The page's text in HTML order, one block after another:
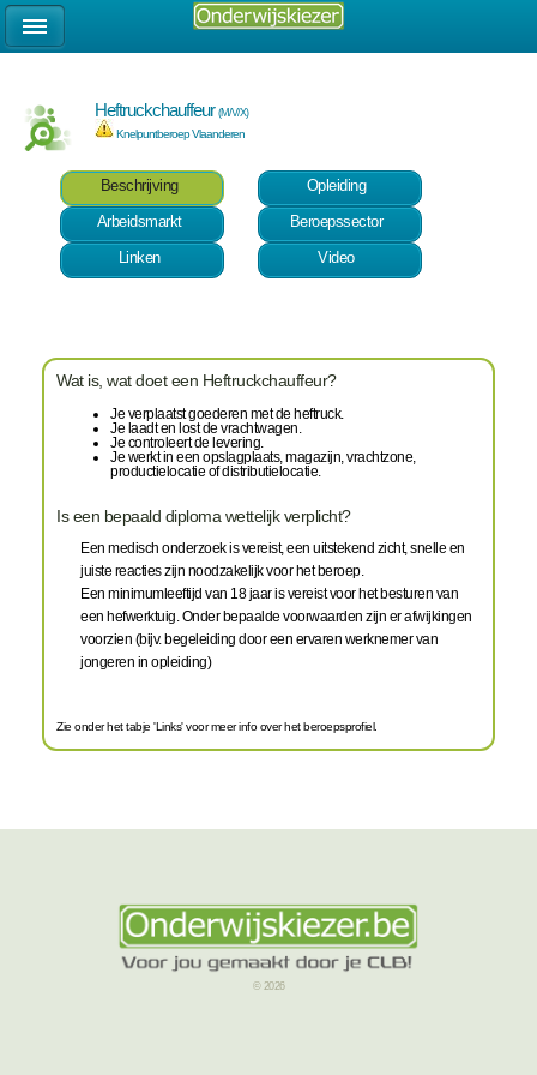
Heftruckchauffeur(M/V/X)
Knelpuntberoep Vlaanderen
Beschrijving
Opleiding
Arbeidsmarkt
Beroepssector
Linken
Video
Wat is, wat doet een Heftruckchauffeur?
Je verplaatst goederen met de heftruck.
Je laadt en lost de vrachtwagen.
Je controleert de levering.
Je werkt in een opslagplaats, magazijn, vrachtzone,
productielocatie of distributielocatie.
Is een bepaald diploma wettelijk verplicht?
Een medisch onderzoek is vereist, een uitstekend zicht, snelle en
juiste reacties zijn noodzakelijk voor het beroep.
Een minimumleeftijd van 18 jaar is vereist voor het besturen van
een hefwerktuig. Onder bepaalde voorwaarden zijn er afwijkingen
voorzien (bijv. begeleiding door een ervaren werknemer van
jongeren in opleiding)
Zie onder het tabje 'Links' voor meer info over het beroepsprofiel.
© 2026